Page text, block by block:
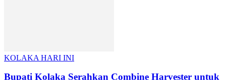
KOLAKA HARI INI
Bupati Kolaka Serahkan Combine Harvester untuk